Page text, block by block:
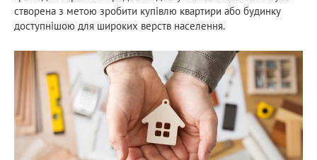
створена з метою зробити купівлю квартири або будинку
доступнішою для широких верств населення.